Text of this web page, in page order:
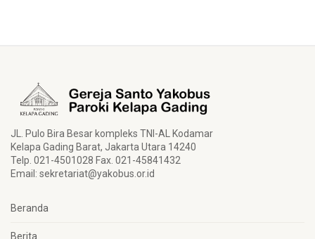
JL. Pulo Bira Besar kompleks TNI-AL Kodamar
Kelapa Gading Barat, Jakarta Utara 14240
Telp. 021-4501028 Fax. 021-45841432
Email: sekretariat@yakobus.or.id
Beranda
Berita